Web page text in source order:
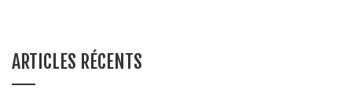
ARTICLES RÉCENTS